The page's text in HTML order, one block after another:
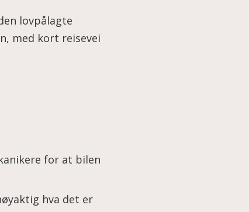
lovpålagte
med kort reisevei
for at bilen
hva det er